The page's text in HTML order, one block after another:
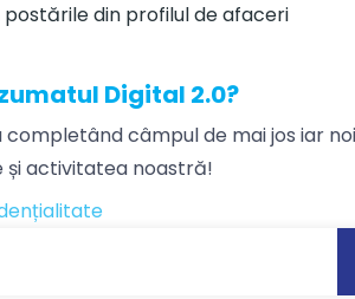
postările din profilul de afaceri
Digital 2.0?
câmpul de mai jos iar
și activitatea noastră!